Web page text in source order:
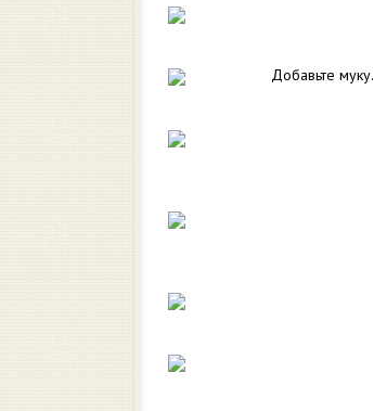
Добавьте муку.